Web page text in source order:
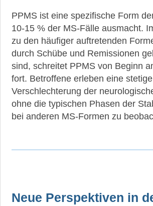
PPMS ist eine spezifische Form
10-15 % der MS-Fälle ausmacht.
zu den häufiger auftretenden
durch Schübe und Remissionen
sind, schreitet PPMS von Beginn
fort. Betroffene erleben eine stetige
Verschlechterung der
ohne die typischen Phasen der
bei anderen MS-Formen zu
Neue Perspektiven in